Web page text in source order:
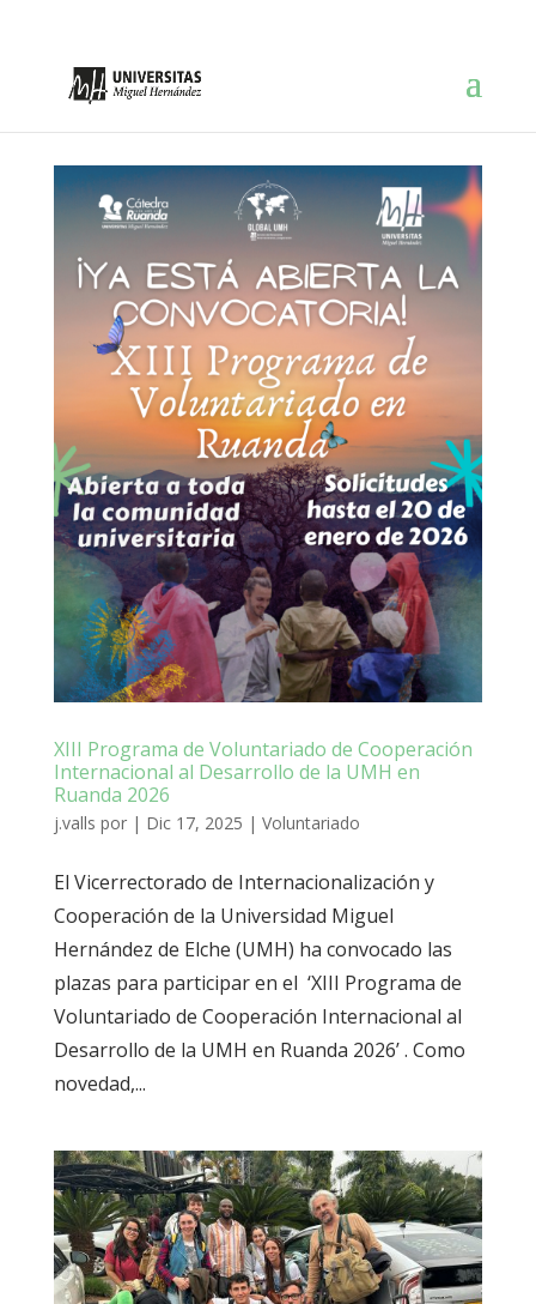
XIII Programa de Voluntariado de Cooperación
Internacional al Desarrollo de la UMH en
Ruanda 2026
j.valls por | Dic 17, 2025 | Voluntariado
El Vicerrectorado de Internacionalización y
Cooperación de la Universidad Miguel
Hernández de Elche (UMH) ha convocado las
plazas para participar en el ‘XIII Programa de
Voluntariado de Cooperación Internacional al
Desarrollo de la UMH en Ruanda 2026’ . Como
novedad,...